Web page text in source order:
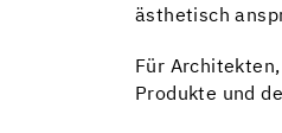
ästhetisch
Für
Produkte und